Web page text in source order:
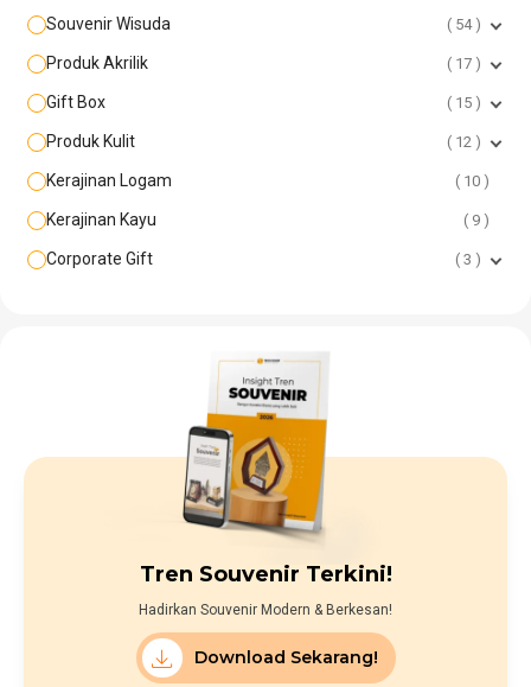
Souvenir Wisuda 54
Produk Akrilik 17
Gift Box 15
Produk Kulit 12
Kerajinan Logam 10
Kerajinan Kayu 9
Corporate Gift 3
Tren Souvenir Terkini!
Hadirkan Souvenir Modern & Berkesan!
Download Sekarang!